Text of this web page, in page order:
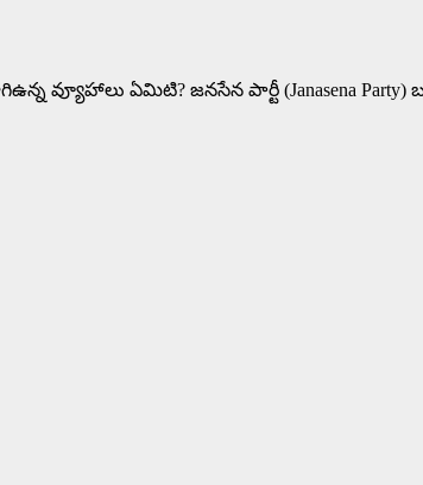
వ్యూహాలు ఏమిటి? జనసేన పార్టీ (Janasena